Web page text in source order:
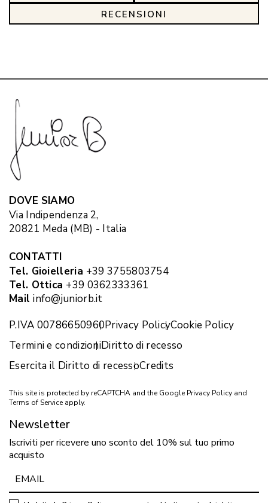
RECENSIONI
DOVE SIAMO
Via Indipendenza 2,
20821 Meda (MB) - Italia
CONTATTI
Tel. Gioielleria +39 3755803754
Tel. Ottica +39 0362333361
Mail info@juniorb.it
P.IVA 00786650960Privacy PolicyCookie Policy
Termini e condizioniDiritto di recesso
Esercita il Diritto di recessoCredits
This site is protected by reCAPTCHA and the Google Privacy Policy and
Terms of Service apply.
Newsletter
Iscriviti per ricevere uno sconto del 10% sul tuo primo
acquisto